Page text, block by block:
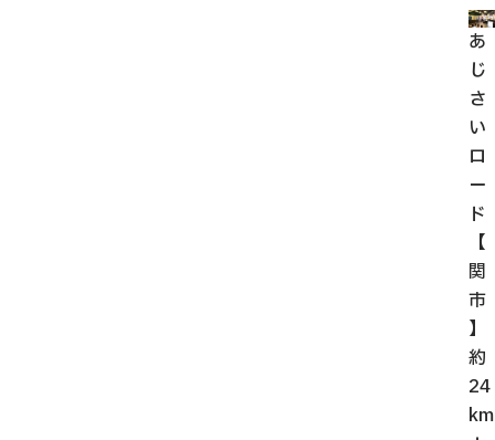
あ
じ
さ
い
ロ
ー
ド
【
関
市
】
約
24
km